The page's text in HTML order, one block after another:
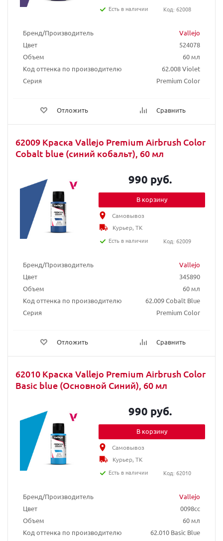
Бренд/Производитель
Vallejo
Цвет
524078
Объем
60 мл
Код оттенка по производителю
62.008 Violet
Серия
Premium Color
Отложить Сравнить
Есть в наличии
Код: 62008
62009 Краска Vallejo Premium Airbrush Color
Cobalt blue (синий кобальт), 60 мл
Бренд/Производитель
Vallejo
Цвет
345890
Объем
60 мл
Код оттенка по производителю
62.009 Cobalt Blue
Серия
Premium Color
Отложить Сравнить
990 руб.
В корзину
Самовывоз
Курьер, ТК
Есть в наличии
Код: 62009
62010 Краска Vallejo Premium Airbrush Color
Basic blue (Основной Синий), 60 мл
Бренд/Производитель
Vallejo
Цвет
0098cc
Объем
60 мл
Код оттенка по производителю
62.010 Basic Blue
990 руб.
В корзину
Самовывоз
Курьер, ТК
Есть в наличии
Код: 62010